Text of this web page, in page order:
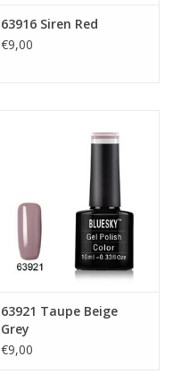
63916 Siren Red
€9,00
63921 Taupe Beige
Grey
€9,00